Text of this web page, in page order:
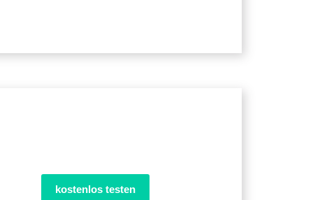
kostenlos testen